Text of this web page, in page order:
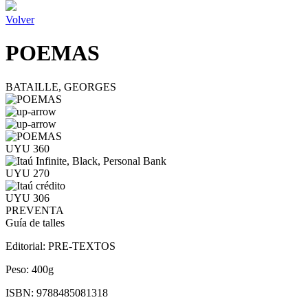
Volver
POEMAS
BATAILLE, GEORGES
UYU 360
UYU 270
UYU 306
PREVENTA
Guía de talles
Editorial: PRE-TEXTOS
Peso: 400g
ISBN: 9788485081318